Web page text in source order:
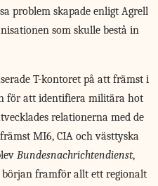
problem skapade enligt Agrell
som skulle bestå in
T-kontoret på att främst i
för att identifiera militära hot
relationerna med de
MI6, CIA och västtyska
Bundesnachrichtendienst,
början framför allt ett regionalt